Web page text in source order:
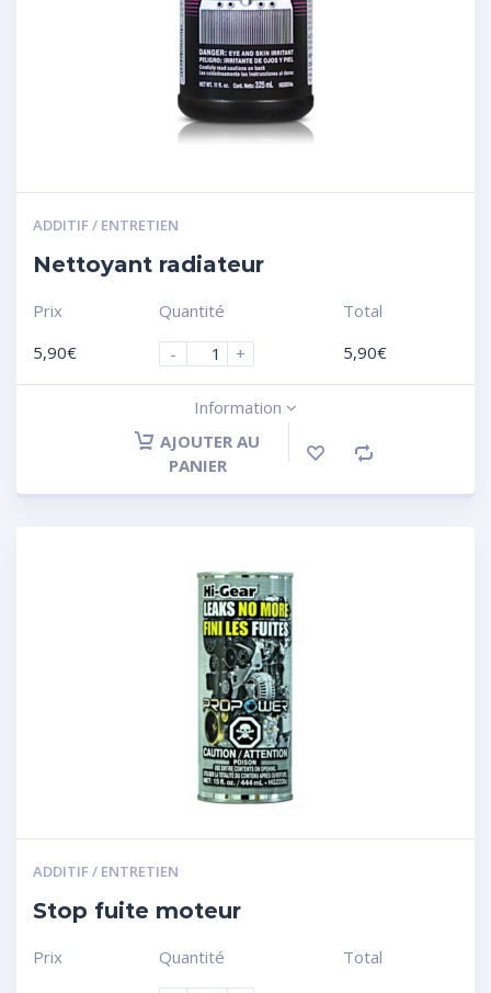
ADDITIF / ENTRETIEN
Nettoyant radiateur
Prix
5,90€
Quantité
-
+
Total
5,90€
Information
AJOUTER AU
PANIER
ADDITIF / ENTRETIEN
Stop fuite moteur
Prix
Quantité
Total